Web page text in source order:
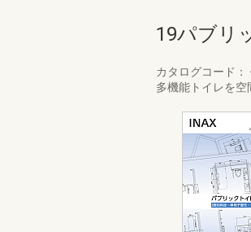
19パブリ
カタログコード：
多機能トイレを空